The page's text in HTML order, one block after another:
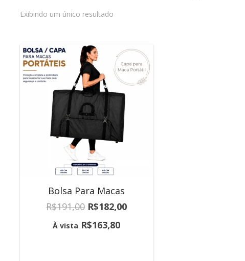
Exibindo um único resultado
Bolsa Para Macas
R$191,00 R$182,00
À vista R$163,80